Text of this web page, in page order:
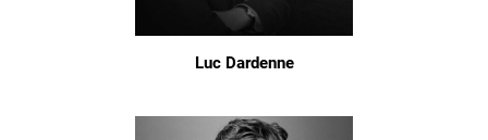
Luc Dardenne